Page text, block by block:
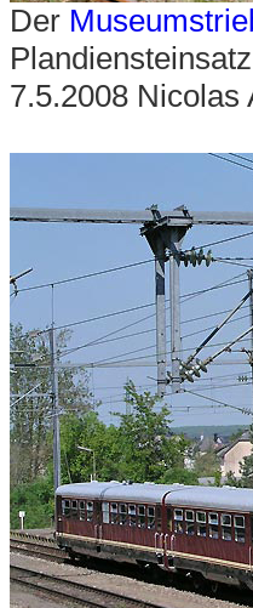
Der
7.5.2008 Nicolas